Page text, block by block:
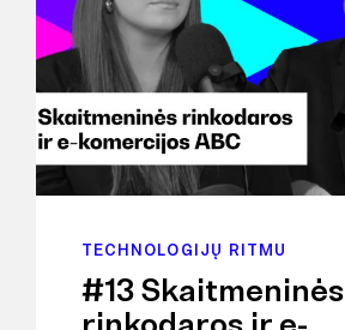
TECHNOLOGIJŲ RITMU
#13 Skaitmeninės